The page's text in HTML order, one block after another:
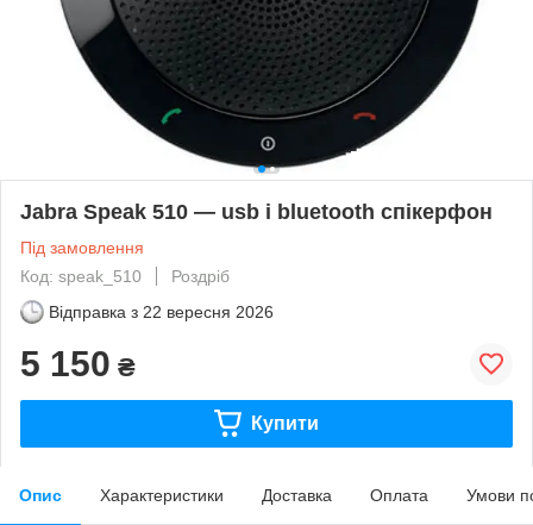
Jabra Speak 510 — usb і bluetooth спікерфон
Під замовлення
Код: speak_510
Роздріб
Відправка з 22 вересня 2026
5 150 ₴
Купити
Опис Характеристики Доставка Оплата Умови